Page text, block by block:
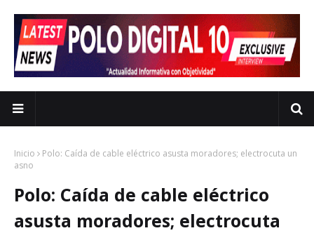
Inicio
Polo: Caída de cable eléctrico asusta moradores; electrocuta un
asno
Polo: Caída de cable eléctrico
asusta moradores; electrocuta